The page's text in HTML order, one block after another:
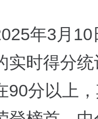
年3月
实时得分
90分以上